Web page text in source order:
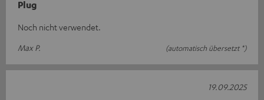
Plug
Noch nicht verwendet.
Max P.
(automatisch übersetzt *)
19.09.2025